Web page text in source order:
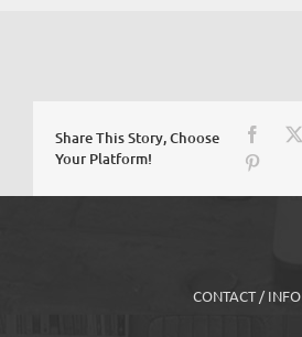
Share This Story, Choose
Your Platform!
CONTACT / INFO